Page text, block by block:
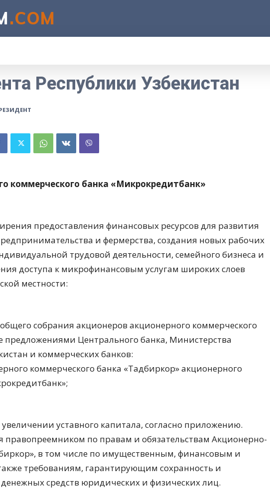
.COM
Республики Узбекистан
коммерческого банка «Микрокредитбанк»
предоставления финансовых ресурсов для развития
и фермерства, создания новых рабочих
трудовой деятельности, семейного бизнеса и
доступа к микрофинансовым услугам широких слоев
местности:
собрания акционеров акционерного коммерческого
предложениями Центрального банка, Министерства
и коммерческих банков:
коммерческого банка «Тадбиркор» акционерного
увеличении уставного капитала, согласно приложению.
правопреемником по правам и обязательствам Акционерно-
в том числе по имущественным, финансовым и
требованиям, гарантирующим сохранность и
средств юридических и физических лиц.